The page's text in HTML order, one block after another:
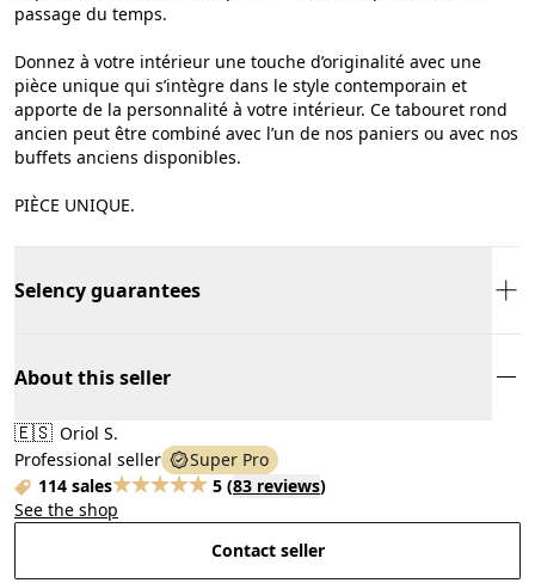
passage du temps.
Donnez à votre intérieur une touche d’originalité avec une
pièce unique qui s’intègre dans le style contemporain et
apporte de la personnalité à votre intérieur. Ce tabouret rond
ancien peut être combiné avec l’un de nos paniers ou avec nos
buffets anciens disponibles.
PIÈCE UNIQUE.
Selency guarantees
About this seller
🇪🇸 Oriol S.
Professional seller
Super Pro
114 sales
5 (83 reviews)
See the shop
Contact seller